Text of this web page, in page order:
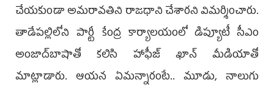
చేయకుండా అమరావతిని రాజధాని చేశారని విమర్శించారు.
తాడేపల్లిలోని పార్టీ కేంద్ర కార్యాలయంలో డిప్యూటీ సీఎం
అంజాద్‌బాషాతో కలిసి హాఫీజ్‌ ఖాన్‌ మీడియాతో
మాట్లాడారు. ఆయన ఏమన్నారంటే.. మూడు, నాలుగు